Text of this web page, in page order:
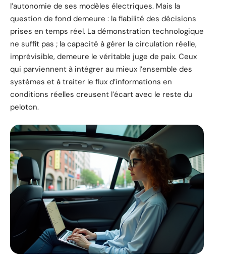
l’autonomie de ses modèles électriques. Mais la
question de fond demeure : la fiabilité des décisions
prises en temps réel. La démonstration technologique
ne suffit pas ; la capacité à gérer la circulation réelle,
imprévisible, demeure le véritable juge de paix. Ceux
qui parviennent à intégrer au mieux l’ensemble des
systèmes et à traiter le flux d’informations en
conditions réelles creusent l’écart avec le reste du
peloton.